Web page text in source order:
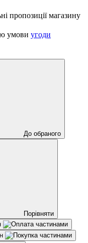
пропозиціїмагазину
умови угоди
До обраного
Порівняти